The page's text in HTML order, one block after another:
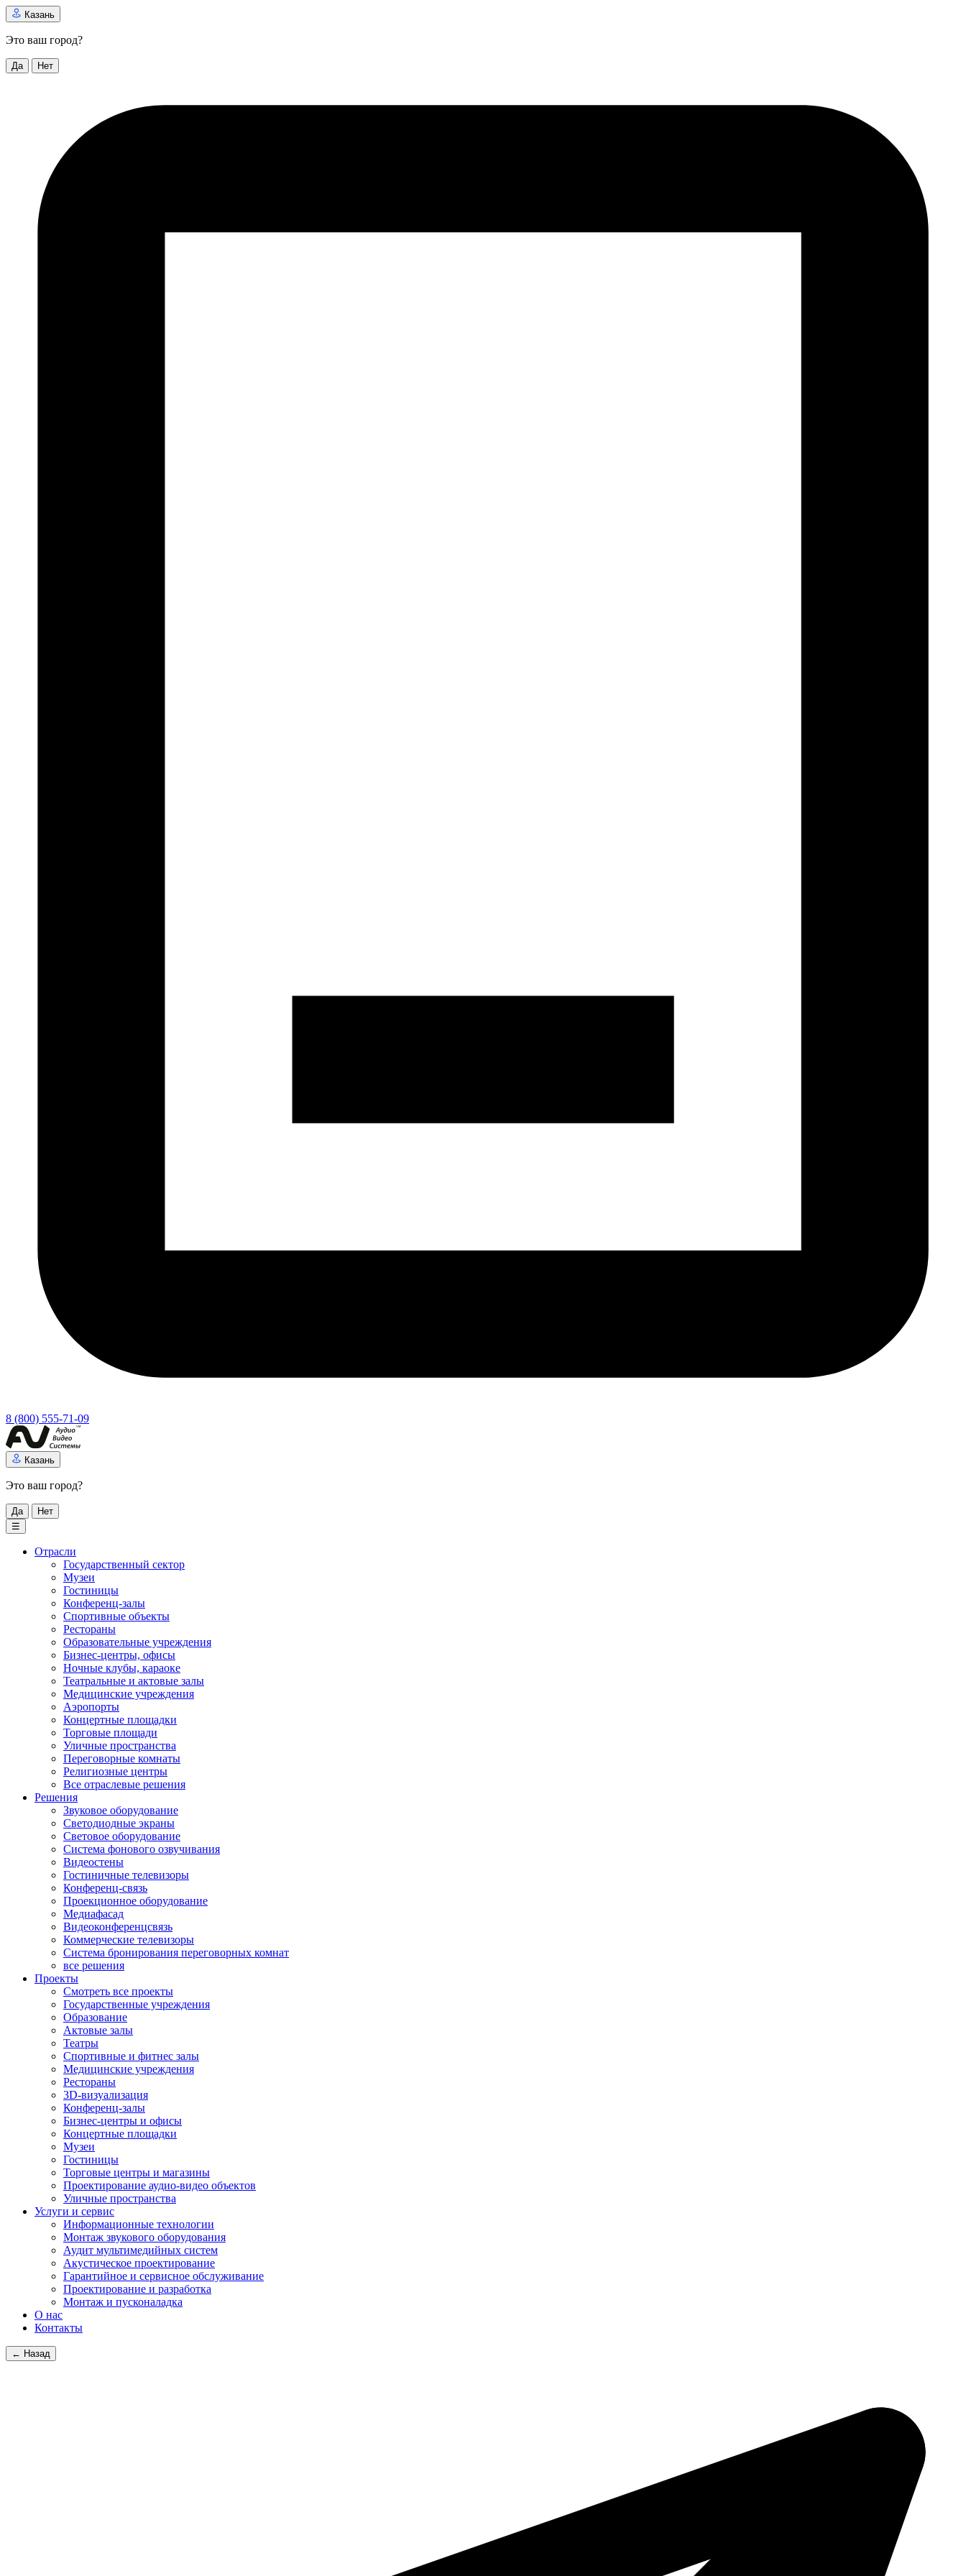
Казань
Это ваш город?
Да Нет
8 (800) 555-71-09
Казань
Это ваш город?
Да
Нет
☰
Отрасли
Государственный сектор
Музеи
Гостиницы
Конференц-залы
Спортивные объекты
Рестораны
Образовательные учреждения
Бизнес-центры, офисы
Ночные клубы, караоке
Театральные и актовые залы
Медицинские учреждения
Аэропорты
Концертные площадки
Торговые площади
Уличные пространства
Переговорные комнаты
Религиозные центры
Все отраслевые решения
Решения
Звуковое оборудование
Светодиодные экраны
Световое оборудование
Система фонового озвучивания
Видеостены
Гостиничные телевизоры
Конференц-связь
Проекционное оборудование
Медиафасад
Видеоконференцсвязь
Коммерческие телевизоры
Система бронирования переговорных комнат
все решения
Проекты
Смотреть все проекты
Государственные учреждения
Образование
Актовые залы
Театры
Спортивные и фитнес залы
Медицинские учреждения
Рестораны
3D-визуализация
Конференц-залы
Бизнес-центры и офисы
Концертные площадки
Музеи
Гостиницы
Торговые центры и магазины
Проектирование аудио-видео объектов
Уличные пространства
Услуги и сервис
Информационные технологии
Монтаж звукового оборудования
Аудит мультимедийных систем
Акустическое проектирование
Гарантийное и сервисное обслуживание
Проектирование и разработка
Монтаж и пусконаладка
О нас
Контакты
← Назад